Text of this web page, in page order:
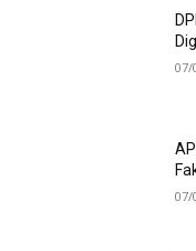
07/
07/